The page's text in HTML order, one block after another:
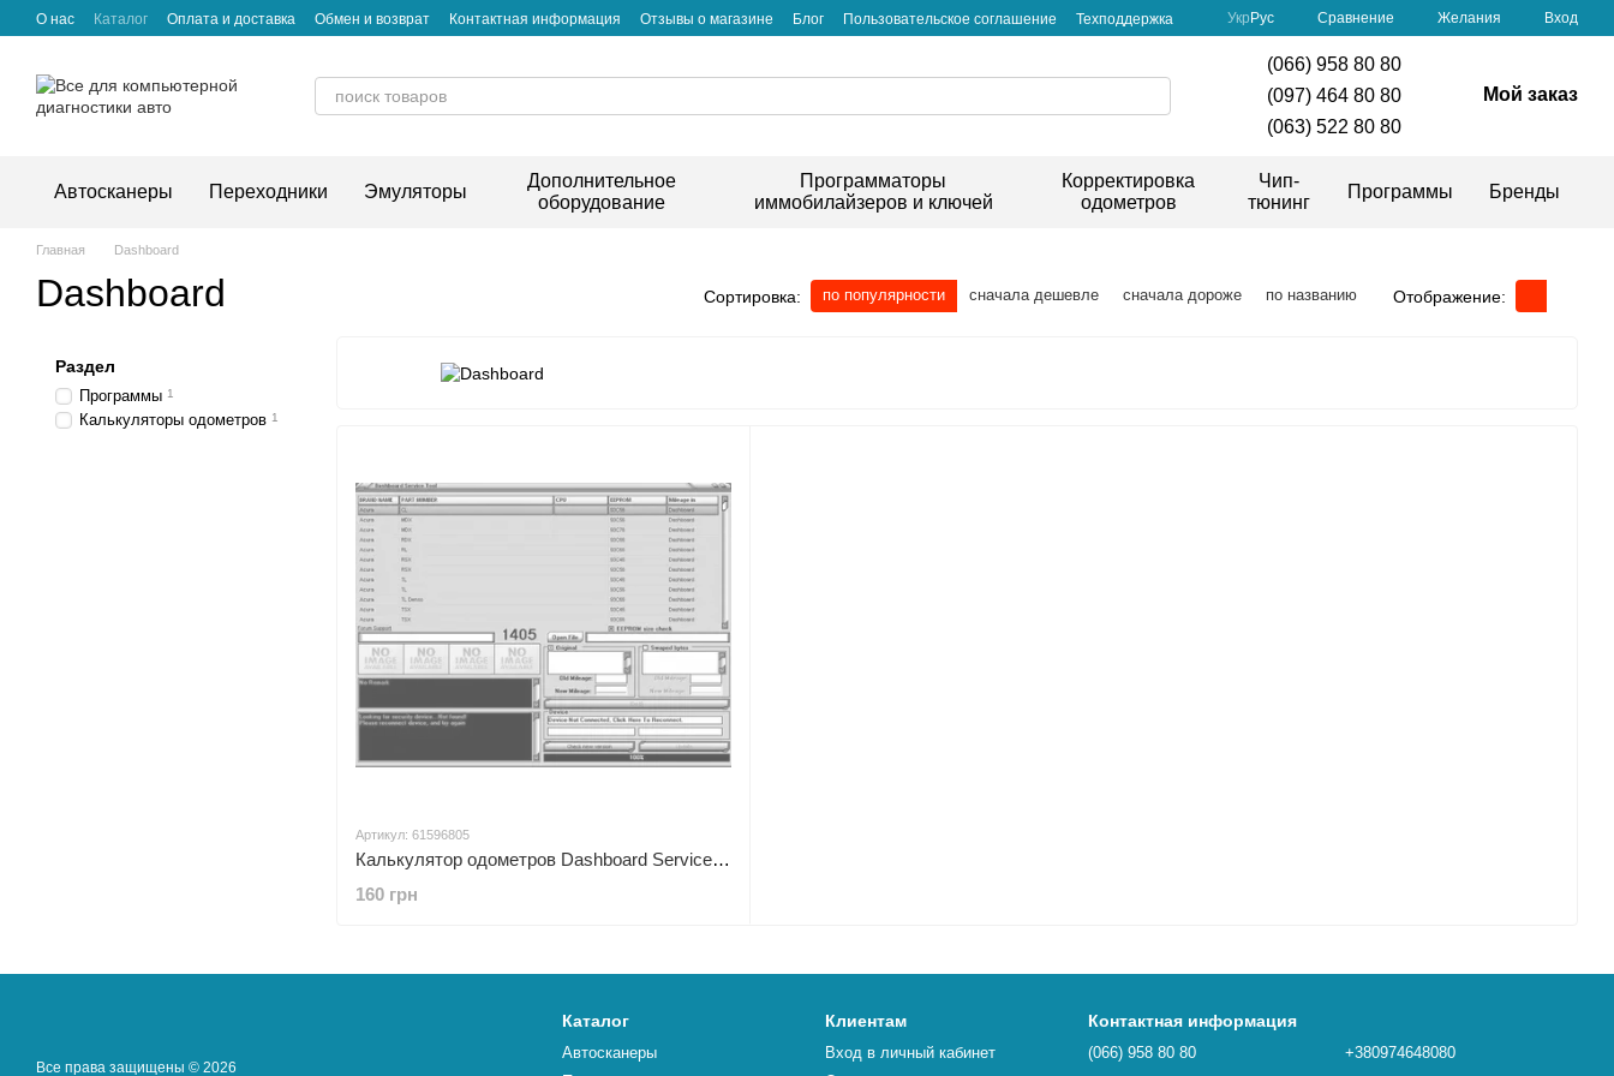
Перейти к основному контенту
О нас Каталог Оплата и доставка Обмен и возврат Контактная информация Отзывы о магазине Блог Пользовательское соглашение Техподдержка Укр Рус Сравнение Желания Вход
(066) 958 80 80
(097) 464 80 80
(063) 522 80 80
Мой заказ
Автосканеры Переходники Эмуляторы
Дополнительное
оборудование
Программаторы
иммобилайзеров и ключей
Корректировка
одометров
Чип-
тюнинг
Программы Бренды
Главная Dashboard
Dashboard Сортировка: по популярности сначала дешевле сначала дороже по названию Отображение:
Артикул: 61596805
Калькулятор одометров Dashboard Service Tool v 1.8
160 грн
Раздел
Программы 1
Калькуляторы одометров 1
Все права защищены © 2026
Каталог
Автосканеры
Клиентам
Вход в личный кабинет
Контактная информация
(066) 958 80 80 +380974648080